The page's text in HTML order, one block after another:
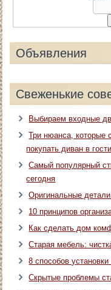
Объявления
Свеженькие
Выбираем входные
Три нюанса, которые
покупать диван в
Самый популярный
сегодня
Оригинальные
10 принципов
Как сделать дом
Старая мебель:
8 способов
Скрытые проблемы